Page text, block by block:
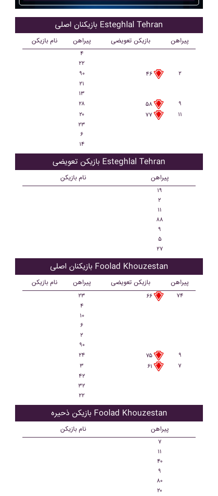
بازیکنان اصلی Esteghlal Tehran
نام بازیکن پیراهن بازیکن تعویضی پیراهن
۴
۲۲
۹۰
۴۶
۲
۲۱
۱۳
۲۸
۵۸
۹
۲۰
۷۷
۱۱
۲۳
۶
۱۴
بازیکن تعویضی Esteghlal Tehran
نام بازیکن پیراهن
۱۹
۲
۱۱
۸۸
۹
۵
۲۷
بازیکنان اصلی Foolad Khouzestan
نام بازیکن پیراهن بازیکن تعویضی پیراهن
۲۳ ۶۶
۷۴
۴
۱۰
۶
۲
۹۰
۲۴
۷۵
۹
۳
۶۱
۷
۴۲
۳۲
۲۲
بازیکن ذحیره Foolad Khouzestan
نام بازیکن پیراهن
۷
۱۱
۴۰
۹
۸۰
۲۰